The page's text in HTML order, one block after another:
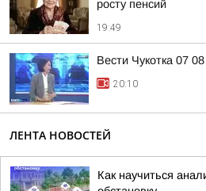
росту пенсий
19:49
Вести Чукотка 07
20:10
ЛЕНТА НОВОСТЕЙ
Как научиться